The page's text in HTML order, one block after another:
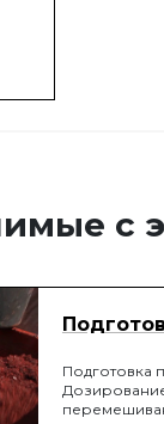
с
Подготовка